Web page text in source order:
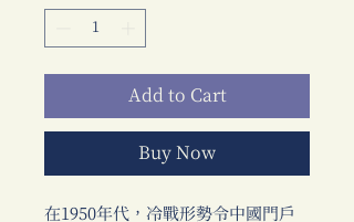
Add to Cart
Buy Now
在1950年代，冷戰形勢令中國門戶